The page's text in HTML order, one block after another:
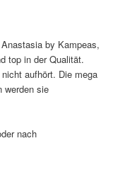
by Kampeas,
top in der Qualität.
aufhört. Die mega
werden sie
nach